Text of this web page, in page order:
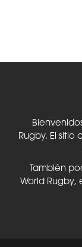
Rugby. El
También
World Rugby,